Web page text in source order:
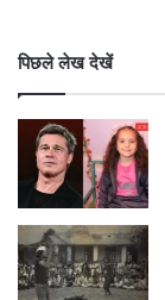
पिछले लेख देखें